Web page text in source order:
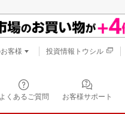
よくあるご質問 お客様サポート
客様 投資情報トウシル